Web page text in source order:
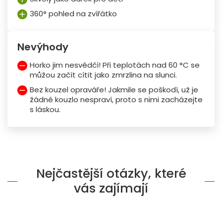
360° pohled na zvířátko
Nevýhody
Horko jim nesvědčí! Při teplotách nad 60 °C se
můžou začít cítit jako zmrzlina na slunci.
Bez kouzel opraváře! Jakmile se poškodí, už je
žádné kouzlo nespraví, proto s nimi zacházejte
s láskou.
Nejčastější otázky, které
vás zajímají